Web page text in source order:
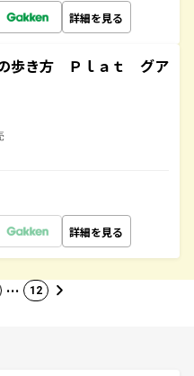
詳細を見る
歩き方 Ｐｌａｔ グア
詳細を見る
… 12